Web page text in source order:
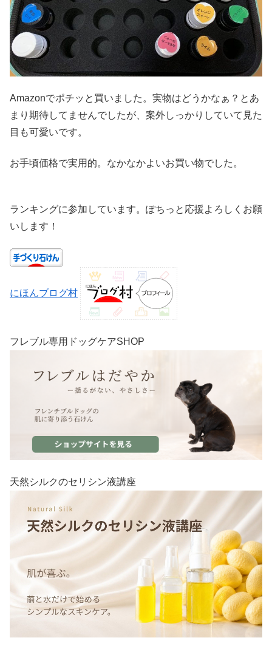
Amazonでポチッと買いました。実物はどうかなぁ？とあ
まり期待してませんでしたが、案外しっかりしていて見た
目も可愛いです。
お手頃価格で実用的。なかなかよいお買い物でした。
ランキングに参加しています。ぽちっと応援よろしくお願
いします！
にほんブログ村
フレブル専用ドッグケアSHOP
天然シルクのセリシン液講座